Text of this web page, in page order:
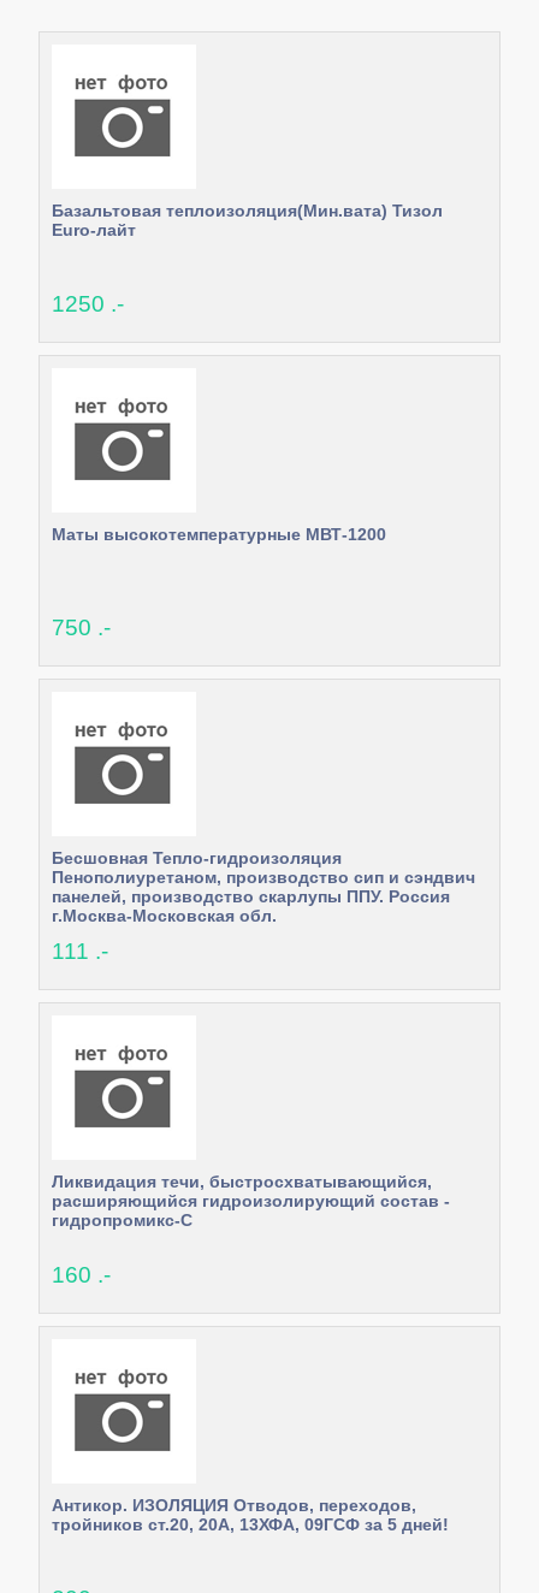
Базальтовая теплоизоляция(Мин.вата) Тизол
Euro-лайт
1250 .-
Маты высокотемпературные МВТ-1200
750 .-
Бесшовная Тепло-гидроизоляция
Пенополиуретаном, производство сип и сэндвич
панелей, производство скарлупы ППУ. Россия
г.Москва-Московская обл.
111 .-
Ликвидация течи, быстросхватывающийся,
расширяющийся гидроизолирующий состав -
гидропромикс-С
160 .-
Антикор. ИЗОЛЯЦИЯ Отводов, переходов,
тройников ст.20, 20А, 13ХФА, 09ГСФ за 5 дней!